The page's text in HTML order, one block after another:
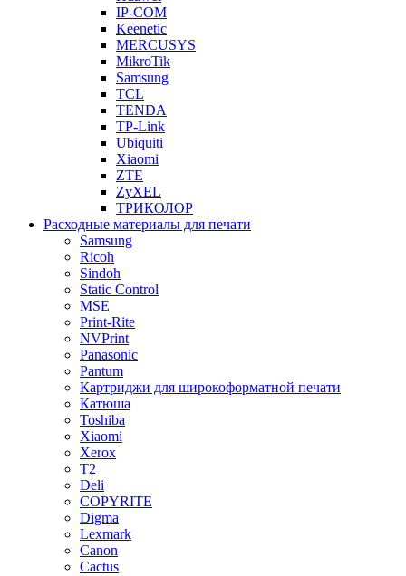
IP-COM
Keenetic
MERCUSYS
MikroTik
Samsung
TCL
TENDA
TP-Link
Ubiquiti
Xiaomi
ZTE
ZyXEL
ТРИКОЛОР
Расходные материалы для печати
Samsung
Ricoh
Sindoh
Static Control
MSE
Print-Rite
NVPrint
Panasonic
Pantum
Картриджи для широкоформатной печати
Катюша
Toshiba
Xiaomi
Xerox
T2
Deli
COPYRITE
Digma
Lexmark
Canon
Cactus